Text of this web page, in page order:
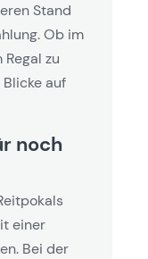
Stand
Ob im
zu
auf
noch
einer
Bei der